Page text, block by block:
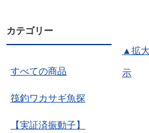
カテゴリー
すべての商品
筏釣ワカサギ魚探
【実証済振動子】
▲拡
示